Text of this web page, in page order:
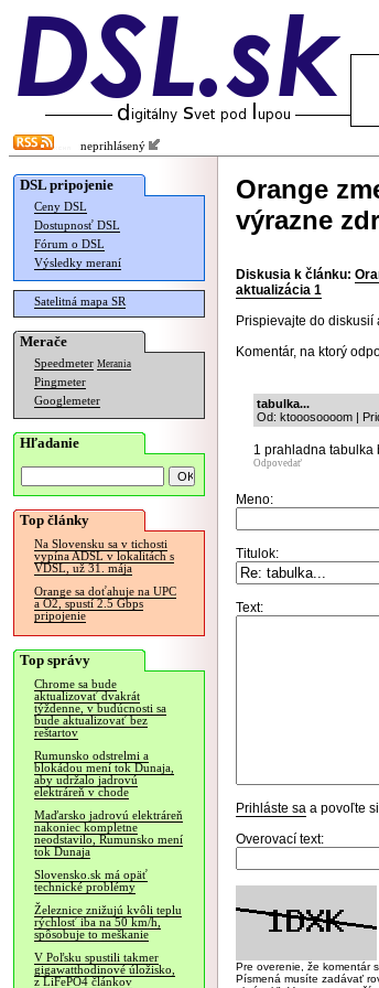
neprihlásený
DSL pripojenie
Ceny DSL
Dostupnosť DSL
Fórum o DSL
Výsledky meraní
Satelitná mapa SR
Merače
Speedmeter Merania
Pingmeter
Googlemeter
Hľadanie
Top články
Na Slovensku sa v tichosti
vypína ADSL v lokalitách s
VDSL, už 31. mája
Orange sa doťahuje na UPC
a O2, spustí 2.5 Gbps
pripojenie
Top správy
Chrome sa bude
aktualizovať dvakrát
týždenne, v budúcnosti sa
bude aktualizovať bez
reštartov
Rumunsko odstrelmi a
blokádou mení tok Dunaja,
aby udržalo jadrovú
elektráreň v chode
Maďarsko jadrovú elektráreň
nakoniec kompletne
neodstavilo, Rumunsko mení
tok Dunaja
Slovensko.sk má opäť
technické problémy
Železnice znižujú kvôli teplu
rýchlosť iba na 50 km/h,
spôsobuje to meškanie
V Poľsku spustili takmer
gigawatthodinové úložisko,
z LiFePO4 článkov
Orange
výrazne
Diskusia k článku:
aktualizácia 1
Prispievajte do diskusií
Komentár, na ktorý
tabulka...
Od: ktooosoooom |
1 prahladna tabulka
Odpovedať
Meno:
Titulok:
Text:
Prihláste sa a povoľte
Overovací text:
Pre overenie, že komentár
Písmená musíte zadávať